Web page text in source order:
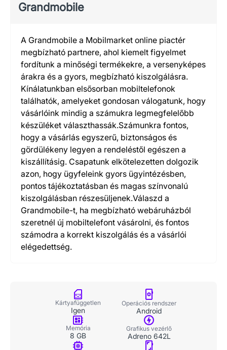
Grandmobile
A Grandmobile a Mobilmarket online piactér
megbízható partnere, ahol kiemelt figyelmet
fordítunk a minőségi termékekre, a versenyképes
árakra és a gyors, megbízható kiszolgálásra.
Kínálatunkban elsősorban mobiltelefonok
találhatók, amelyeket gondosan válogatunk, hogy
vásárlóink mindig a számukra legmegfelelőbb
készüléket választhassák.Számunkra fontos,
hogy a vásárlás egyszerű, biztonságos és
gördülékeny legyen a rendeléstől egészen a
kiszállításig. Csapatunk elkötelezetten dolgozik
azon, hogy ügyfeleink gyors ügyintézésben,
pontos tájékoztatásban és magas színvonalú
kiszolgálásban részesüljenek.Válaszd a
Grandmobile-t, ha megbízható webáruházból
szeretnél új mobiltelefont vásárolni, és fontos
számodra a korrekt kiszolgálás és a vásárlói
elégedettség.
Kártyafüggetlen
Igen
Operációs rendszer
Android
Memória
8 GB
Grafikus vezérlő
Adreno 642L